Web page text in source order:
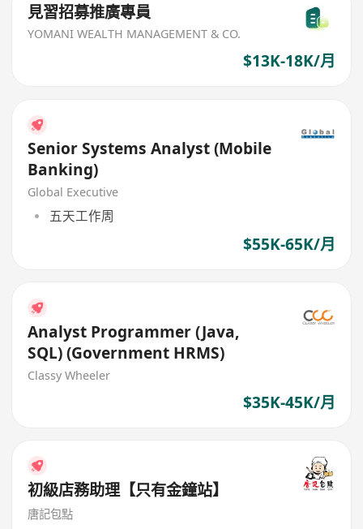
見習招募推廣專員
YOMANI WEALTH MANAGEMENT & CO.
$13K-18K/月
Senior Systems Analyst (Mobile
Banking)
Global Executive
五天工作周
$55K-65K/月
Analyst Programmer (Java,
SQL) (Government HRMS)
Classy Wheeler
$35K-45K/月
初級店務助理【只有金鐘站】
唐記包點